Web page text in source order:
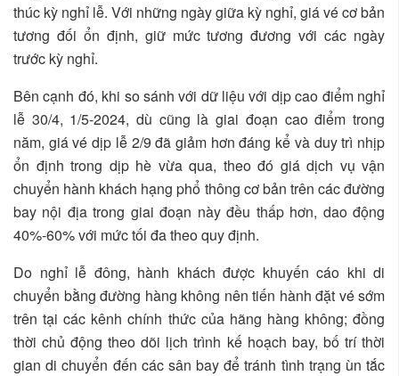
thúc kỳ nghỉ lễ. Với những ngày giữa kỳ nghỉ, giá vé cơ bản
tương đối ổn định, giữ mức tương đương với các ngày
trước kỳ nghỉ.
Bên cạnh đó, khi so sánh với dữ liệu với dịp cao điểm nghỉ
lễ 30/4, 1/5-2024, dù cũng là giai đoạn cao điểm trong
năm, giá vé dịp lễ 2/9 đã giảm hơn đáng kể và duy trì nhịp
ổn định trong dịp hè vừa qua, theo đó giá dịch vụ vận
chuyển hành khách hạng phổ thông cơ bản trên các đường
bay nội địa trong giai đoạn này đều thấp hơn, dao động
40%-60% với mức tối đa theo quy định.
Do nghỉ lễ đông, hành khách được khuyến cáo khi di
chuyển bằng đường hàng không nên tiến hành đặt vé sớm
trên tại các kênh chính thức của hãng hàng không; đồng
thời chủ động theo dõi lịch trình kế hoạch bay, bố trí thời
gian di chuyển đến các sân bay để tránh tình trạng ùn tắc